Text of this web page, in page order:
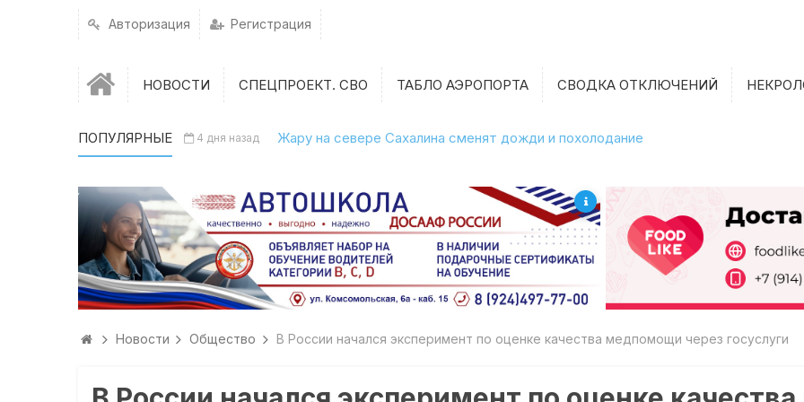
Авторизация Регистрация
НОВОСТИ СПЕЦПРОЕКТ. СВО ТАБЛО АЭРОПОРТА СВОДКА ОТКЛЮЧЕНИЙ
ПОПУЛЯРНЫЕ 4 дня назад Жару на севере Сахалина сменят дожди и похолодание
Новости Общество В России начался эксперимент по оценке качества медпомощи через госуслуги